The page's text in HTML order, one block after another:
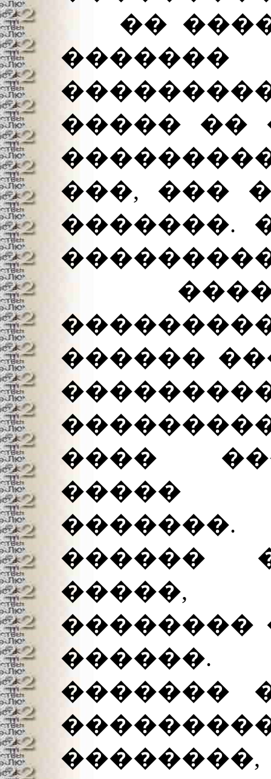
��
����� ��
���, ���
�������.
������
����
�����
������
�����,
��������
�������